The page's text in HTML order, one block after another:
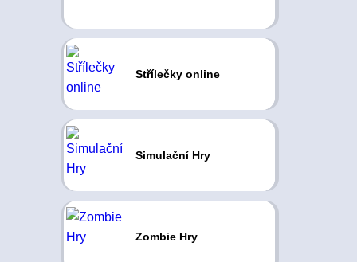
Střílečky online
Simulační Hry
Zombie Hry